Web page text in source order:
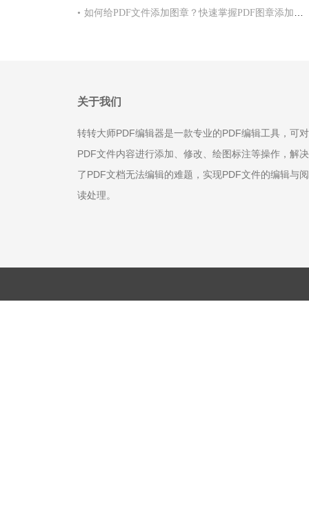
• 如何给PDF文件添加图章？快速掌握PDF图章添加方法！
关于我们
转转大师PDF编辑器是一款专业的PDF编辑工具，可对
PDF文件内容进行添加、修改、绘图标注等操作，解决
了PDF文档无法编辑的难题，实现PDF文件的编辑与阅
读处理。